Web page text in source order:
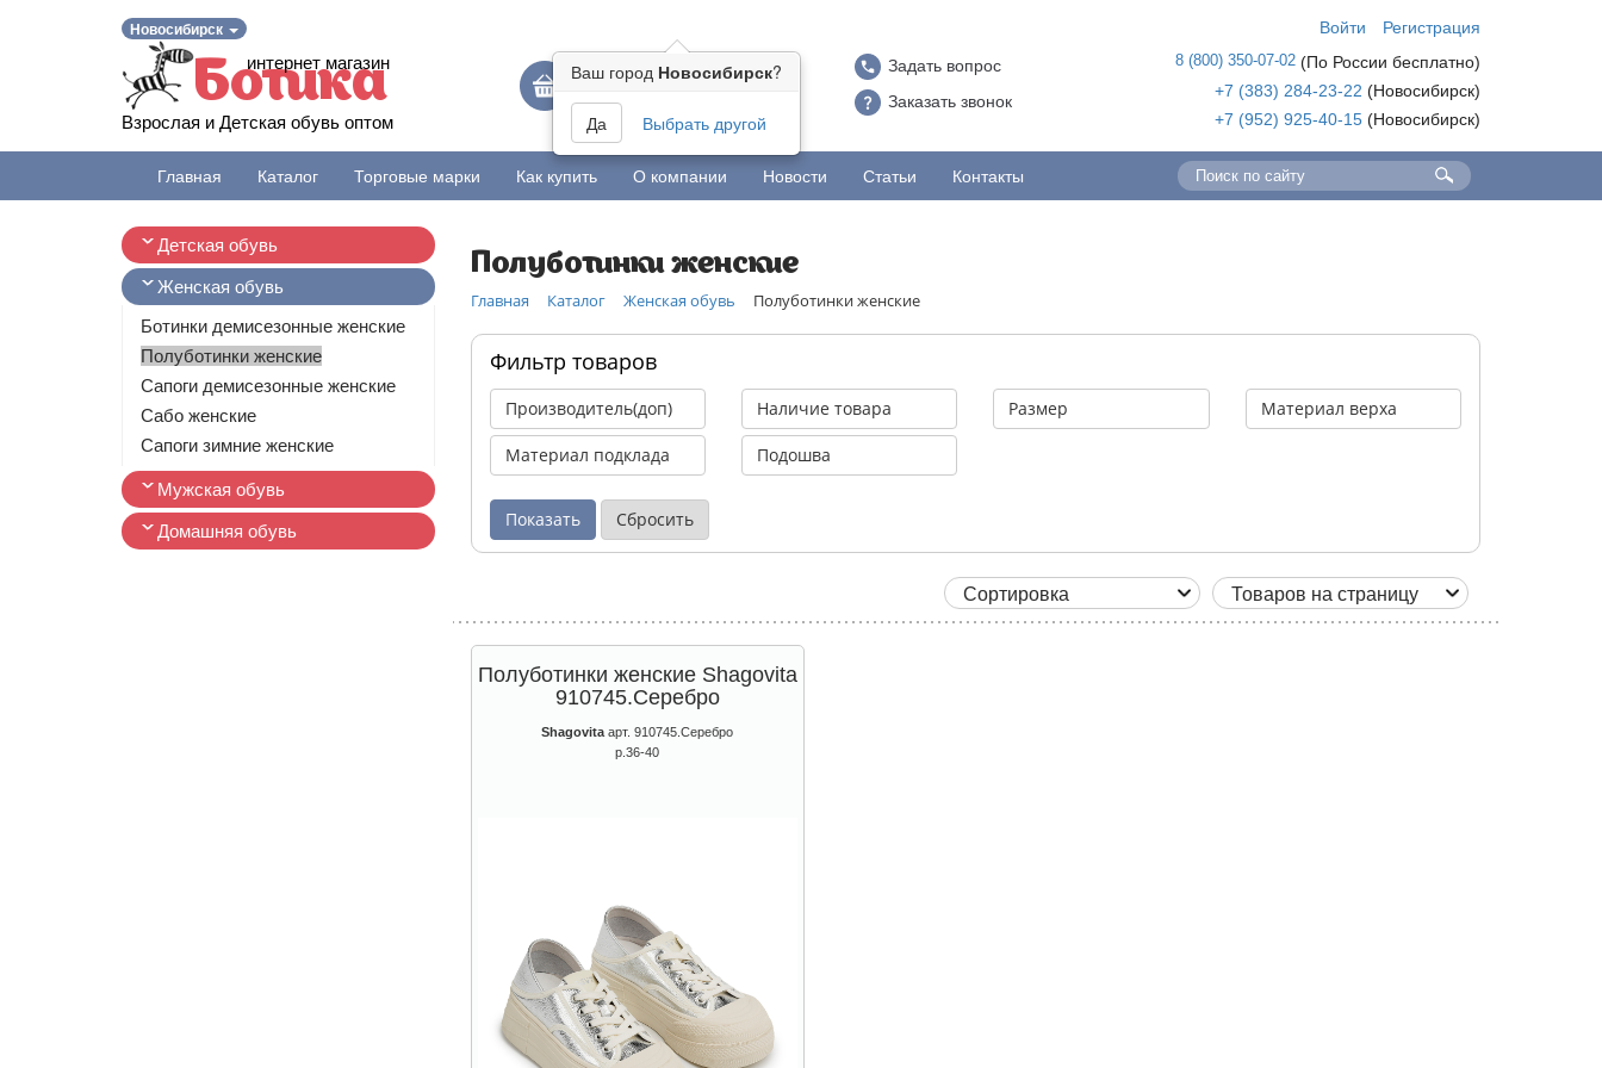
Новосибирск
Ваш город Новосибирск?
Да Выбрать другой
Войти Регистрация
интернет магазин
Ботика
Взрослая и Детская обувь оптом
Ваша корзина:
Задать вопрос
Заказать звонок
8 (800) 350-07-02 (По России бесплатно)
+7 (383) 284-23-22 (Новосибирск)
+7 (952) 925-40-15 (Новосибирск)
Главная Каталог Торговые марки Как купить О компании Новости Статьи Контакты
Детская обувь
Женская обувь
Ботинки демисезонные женские
Полуботинки женские
Сапоги демисезонные женские
Сабо женские
Сапоги зимние женские
Мужская обувь
Домашняя обувь
Полуботинки женские
Главная Каталог Женская обувь Полуботинки женские
Фильтр товаров
Производитель(доп) Наличие товара Размер Материал верха
Материал подклада Подошва
Полуботинки женские Shagovita
910745.Серебро
Shagovita арт. 910745.Серебро
р.36-40